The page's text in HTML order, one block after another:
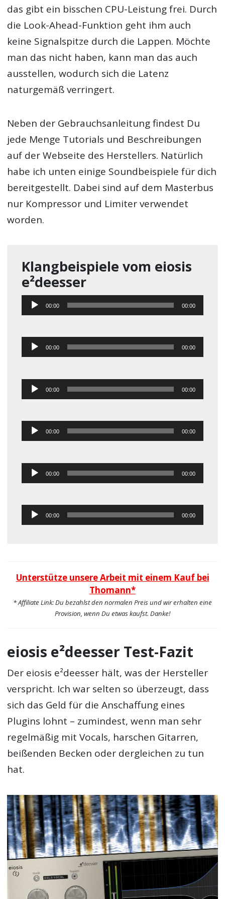
das gibt ein bisschen CPU-Leistung frei. Durch
die Look-Ahead-Funktion geht ihm auch
keine Signalspitze durch die Lappen. Möchte
man das nicht haben, kann man das auch
ausstellen, wodurch sich die Latenz
naturgemäß verringert.
Neben der Gebrauchsanleitung findest Du
jede Menge Tutorials und Beschreibungen
auf der Webseite des Herstellers. Natürlich
habe ich unten einige Soundbeispiele für dich
bereitgestellt. Dabei sind auf dem Masterbus
nur Kompressor und Limiter verwendet
worden.
Klangbeispiele vom eiosis
e²deesser
Audio-00:00 00:00
Audio-00:00 00:00
Audio-00:00 00:00
Audio-00:00 00:00
Audio-00:00 00:00
Audio-00:00 00:00
Unterstütze unsere Arbeit mit einem Kauf bei
Thomann*
* Affiliate Link: Du bezahlst den normalen Preis und wir erhalten eine
Provision, wenn Du etwas kaufst. Danke!
eiosis e²deesser Test-Fazit
Der eiosis e²deesser hält, was der Hersteller
verspricht. Ich war selten so überzeugt, dass
sich das Geld für die Anschaffung eines
Plugins lohnt – zumindest, wenn man sehr
regelmäßig mit Vocals, harschen Gitarren,
beißenden Becken oder dergleichen zu tun
hat.